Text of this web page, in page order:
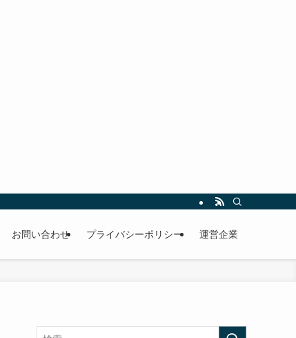
お問い合わせ プライバシーポリシー 運営企業